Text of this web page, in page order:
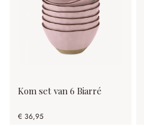
Kom set van 6 Biarré
€ 36,95